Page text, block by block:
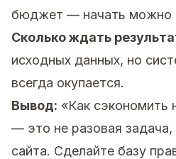
бюджет — начать можно
Сколько ждать
исходных данных, но
всегда окупается.
Вывод: «Как сэкономить
— это не разовая задача,
сайта. Сделайте базу